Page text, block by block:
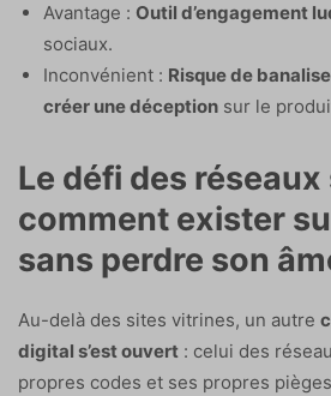
Avantage : Outil d’engagement
sociaux.
Inconvénient : Risque de
créer une déception sur le
Le défi des
comment exister
sans perdre son
Au-delà des sites vitrines, un autre
digital s’est ouvert : celui des
propres codes et ses propres